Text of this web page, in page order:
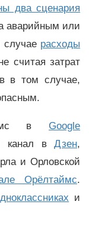
два сценария
аварийным или
расходы
считая затрат
в том случае,
в Google
канал вДзен,
и Орловской
Орёлтаймс.
и